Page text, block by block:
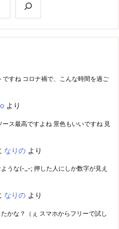
すね コロナ禍で、こんな時間を過ご
より
ス最高ですよね 景色もいいですね 見
なりのより
うな(-_-; 押した人にしか数字が見え
なりのより
かな？（ぇ スマホからフリーで試し